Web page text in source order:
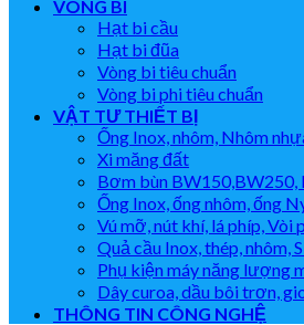
VÒNG BI
Hạt bi cầu
Hạt bi đũa
Vòng bi tiêu chuẩn
Vòng bi phi tiêu chuẩn
VẬT TƯ THIẾT BỊ
Ống Inox, nhôm, Nhôm
Xi măng đất
Bơm bùn BW150,BW250,
Ống Inox, ống nhôm, ống
Vú mỡ, nút khí, lá phíp, Vòi
Quả cầu Inox, thép, nhôm,
Phụ kiện máy năng lượng
Dây curoa, dầu bôi trơn,
THÔNG TIN CÔNG NGHỆ